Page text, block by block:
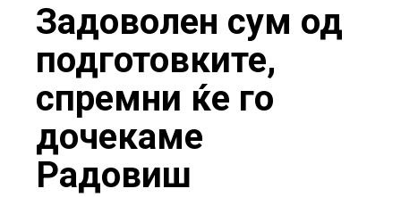
here
Задоволен сум од
подготовките,
спремни ќе го
дочекаме
Радовиш